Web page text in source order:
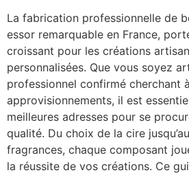
La fabrication professionnelle de
essor remarquable en France,
croissant pour les créations
personnalisées. Que vous soyez
professionnel confirmé cherchant
approvisionnements, il est
meilleures adresses pour se
qualité. Du choix de la cire
fragrances, chaque composant
la réussite de vos créations. Ce